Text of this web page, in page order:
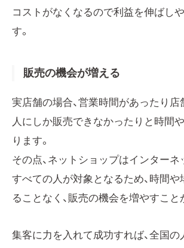
コストがなくなるので利益を伸ばし
す。
販売の機会が増える
実店舗の場合、営業時間があったり
人にしか販売できなかったりと時間
ります。
その点、ネットショップはインターネ
すべての人が対象となるため、時間
ることなく、販売の機会を増やすこと
集客に力を入れて成功すれば、全国